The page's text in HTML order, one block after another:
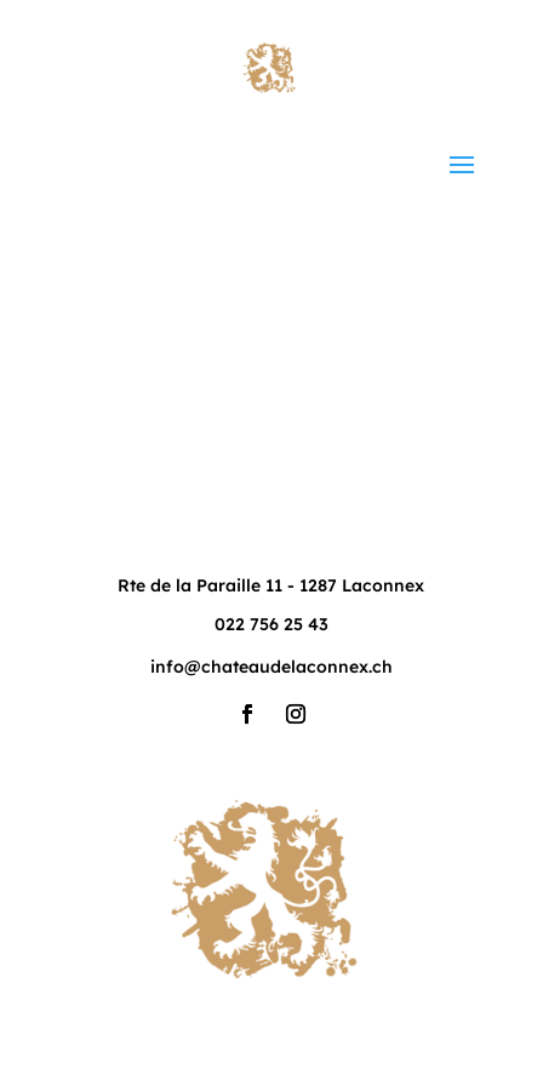
Rte de la Paraille 11 - 1287 Laconnex
022 756 25 43
info@chateaudelaconnex.ch